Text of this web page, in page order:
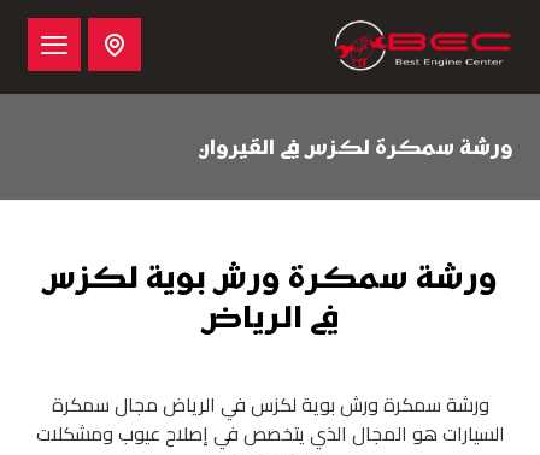
ورشة سمكرة لكزس في القيروان
ورشة سمكرة ورش بوية لكزس
في الرياض
ورشة سمكرة ورش بوية لكزس في الرياض مجال سمكرة
السيارات هو المجال الذي يتخصص في إصلاح عيوب ومشكلات